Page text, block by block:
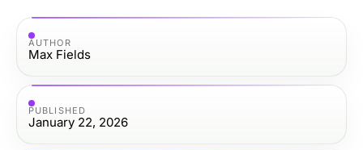
AUTHOR
Max Fields
PUBLISHED
January 22, 2026